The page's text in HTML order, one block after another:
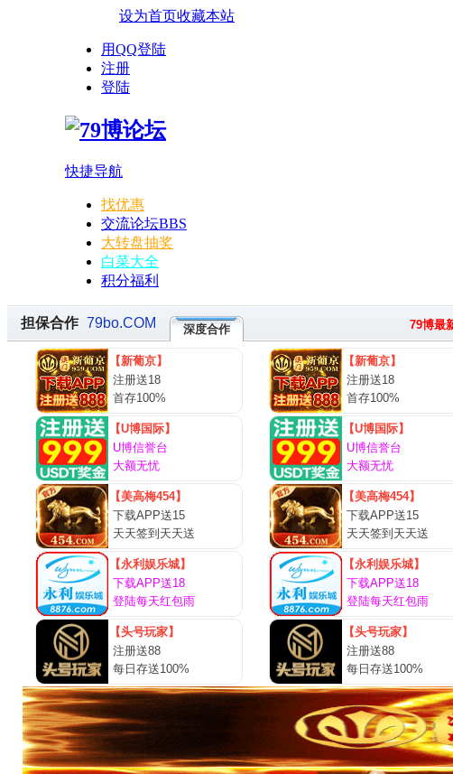
设为首页收藏本站
用QQ登陆
注册
登陆
快捷导航
找优惠
交流论坛BBS
大转盘抽奖
白菜大全
积分福利